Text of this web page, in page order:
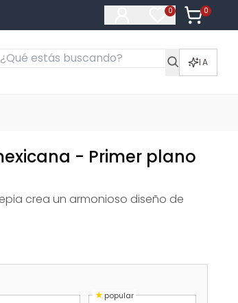
0
Artículos en
0
Artículos
IA
- Primer plano
crea un armonioso diseño de
★popular